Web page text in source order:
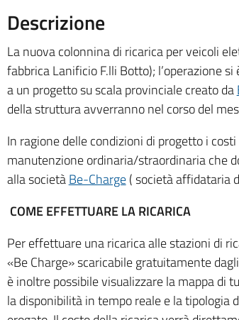
Descrizione
La nuova colonnina di ricarica per veicoli
fabbrica Lanificio F.lli Botto); l’operazione
a un progetto su scala provinciale creato da
della struttura avverranno nel corso del
In ragione delle condizioni di progetto i
manutenzione ordinaria/straordinaria che
alla societàBe-Charge( società affidataria
COME EFFETTUARE LA RICARICA
Per effettuare una ricarica alle stazioni di
«Be Charge» scaricabile gratuitamente
è inoltre possibile visualizzare la mappa di
la disponibilità in tempo reale e la tipologia